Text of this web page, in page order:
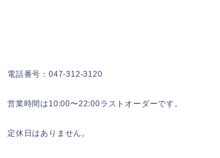
電話番号： 047-312-3120
営業時間は10:00〜22:00ラストオーダーです。
定休日はありません。